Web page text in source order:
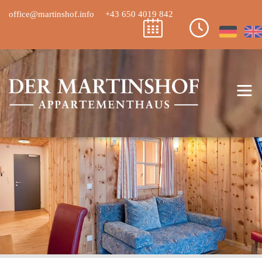
office@martinshof.info +43 650 4019 842
≡